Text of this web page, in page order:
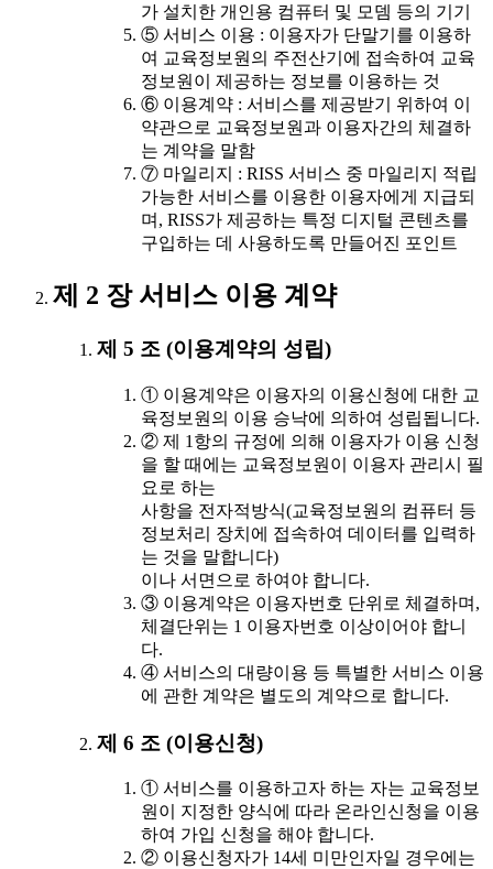
가 설치한 개인용 컴퓨터 및 모뎀 등의 기기
⑤ 서비스 이용 : 이용자가 단말기를 이용하
여 교육정보원의 주전산기에 접속하여 교육
정보원이 제공하는 정보를 이용하는 것
⑥ 이용계약 : 서비스를 제공받기 위하여 이
약관으로 교육정보원과 이용자간의 체결하
는 계약을 말함
⑦ 마일리지 : RISS 서비스 중 마일리지 적립
가능한 서비스를 이용한 이용자에게 지급되
며, RISS가 제공하는 특정 디지털 콘텐츠를
구입하는 데 사용하도록 만들어진 포인트
제 2 장 서비스 이용 계약
제 5 조 (이용계약의 성립)
① 이용계약은 이용자의 이용신청에 대한 교
육정보원의 이용 승낙에 의하여 성립됩니다.
② 제 1항의 규정에 의해 이용자가 이용 신청
을 할 때에는 교육정보원이 이용자 관리시 필
요로 하는
사항을 전자적방식(교육정보원의 컴퓨터 등
정보처리 장치에 접속하여 데이터를 입력하
는 것을 말합니다)
이나 서면으로 하여야 합니다.
③ 이용계약은 이용자번호 단위로 체결하며,
체결단위는 1 이용자번호 이상이어야 합니
다.
④ 서비스의 대량이용 등 특별한 서비스 이용
에 관한 계약은 별도의 계약으로 합니다.
제 6 조 (이용신청)
① 서비스를 이용하고자 하는 자는 교육정보
원이 지정한 양식에 따라 온라인신청을 이용
하여 가입 신청을 해야 합니다.
② 이용신청자가 14세 미만인자일 경우에는